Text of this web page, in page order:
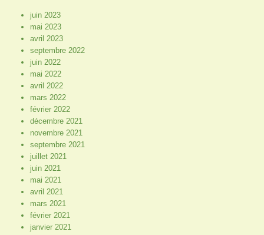
juin 2023
mai 2023
avril 2023
septembre 2022
juin 2022
mai 2022
avril 2022
mars 2022
février 2022
décembre 2021
novembre 2021
septembre 2021
juillet 2021
juin 2021
mai 2021
avril 2021
mars 2021
février 2021
janvier 2021